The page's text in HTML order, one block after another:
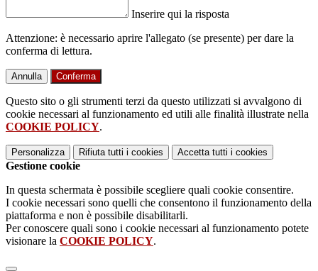
Inserire qui la risposta
Attenzione: è necessario aprire l'allegato (se presente) per dare la
conferma di lettura.
Annulla Conferma
Questo sito o gli strumenti terzi da questo utilizzati si avvalgono di
cookie necessari al funzionamento ed utili alle finalità illustrate nella
COOKIE POLICY.
Personalizza Rifiuta tutti i cookies Accetta tutti i cookies
Gestione cookie
In questa schermata è possibile scegliere quali cookie consentire.
I cookie necessari sono quelli che consentono il funzionamento della
piattaforma e non è possibile disabilitarli.
Per conoscere quali sono i cookie necessari al funzionamento potete
visionare la COOKIE POLICY.